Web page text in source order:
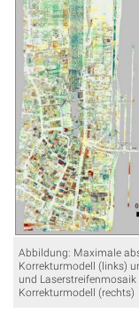
Abbildung: Maximale
Korrekturmodell (links)
und
Korrekturmodell (rechts)